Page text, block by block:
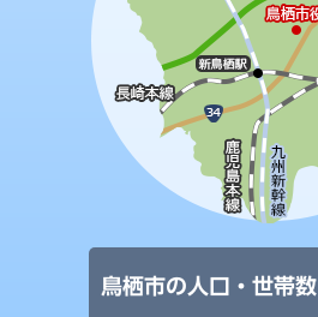
鳥栖市の人口・世帯数